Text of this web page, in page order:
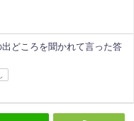
出どころを聞かれて言った答